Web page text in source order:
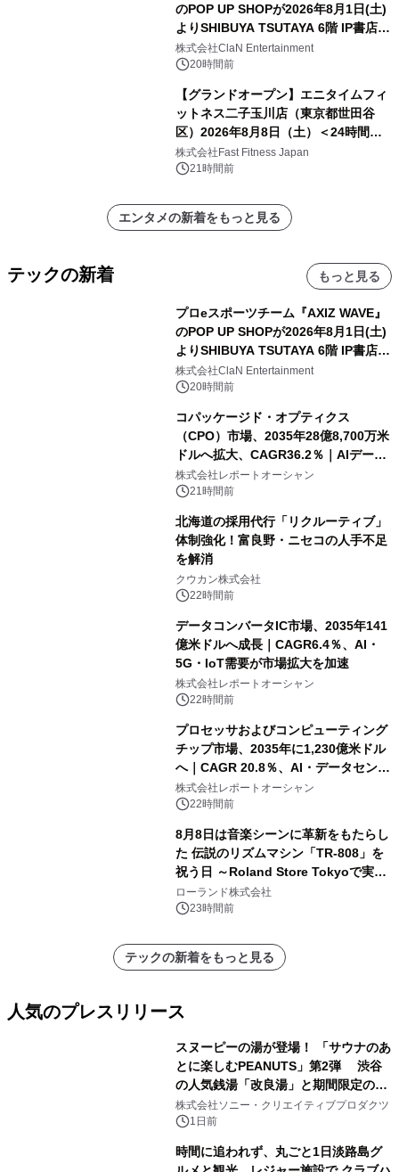
のPOP UP SHOPが2026年8月1日(土)
よりSHIBUYA TSUTAYA 6階 IP書店で
開催決定！！
株式会社ClaN Entertainment
20時間前
【グランドオープン】エニタイムフィ
ットネス二子玉川店（東京都世田谷
区）2026年8月8日（土）＜24時間年
中無休のフィットネスジム＞
株式会社Fast Fitness Japan
21時間前
エンタメの新着をもっと見る
テックの新着 もっと見る
プロeスポーツチーム『AXIZ WAVE』
のPOP UP SHOPが2026年8月1日(土)
よりSHIBUYA TSUTAYA 6階 IP書店で
開催決定！！
株式会社ClaN Entertainment
20時間前
コパッケージド・オプティクス
（CPO）市場、2035年28億8,700万米
ドルへ拡大、CAGR36.2％｜AIデータ
センター・高速光通信需要が成長を加
速
株式会社レポートオーシャン
21時間前
北海道の採用代行「リクルーティブ」
体制強化！富良野・ニセコの人手不足
を解消
クウカン株式会社
22時間前
データコンバータIC市場、2035年141
億米ドルへ成長｜CAGR6.4％、AI・
5G・IoT需要が市場拡大を加速
株式会社レポートオーシャン
22時間前
プロセッサおよびコンピューティング
チップ市場、2035年に1,230億米ドル
へ｜CAGR 20.8％、AI・データセンタ
ー需要が成長を牽引
株式会社レポートオーシャン
22時間前
8月8日は音楽シーンに革新をもたらし
た 伝説のリズムマシン「TR-808」を
祝う日 ～Roland Store Tokyoで実機
を展示しての 記念キャンペーンを開
催 英国ラジオ「NTS」の 特別プログ
アーティストを フィーチャーしたアニ
メーションを公開～
ローランド株式会社
23時間前
テックの新着をもっと見る
人気のプレスリリース
スヌーピーの湯が登場！ 「サウナのあ
とに楽しむPEANUTS」第2弾 渋谷
の人気銭湯「改良湯」と期間限定のコ
ラボレーション サウナイキタイコラ
ボグッズも発売決定！
株式会社ソニー・クリエイティブプロダクツ
1日前
時間に追われず、丸ごと1日淡路島グ